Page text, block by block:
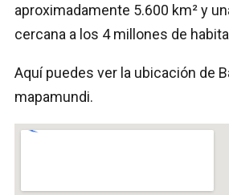
aproximadamente 5.600 km² y
cercana a los 4 millones de
Aquí puedes ver la ubicación de
mapamundi.